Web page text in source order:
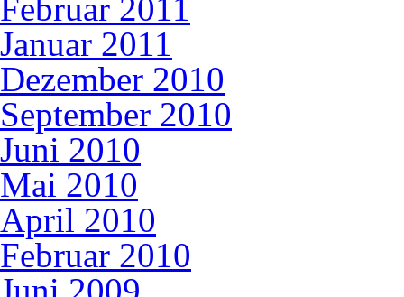
Februar 2011
Januar 2011
Dezember 2010
September 2010
Juni 2010
Mai 2010
April 2010
Februar 2010